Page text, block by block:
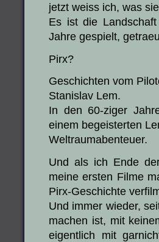
jetzt weiss ich, was
Es ist die
Jahre gespielt,
Pirx?
Geschichten vom
Stanislav Lem.
In den 60-ziger
einem begeisterten
Weltraumabenteuer.
Und als ich Ende
meine ersten Filme
Pirx-Geschichte
Und immer wieder,
machen ist, mit
eigentlich mit